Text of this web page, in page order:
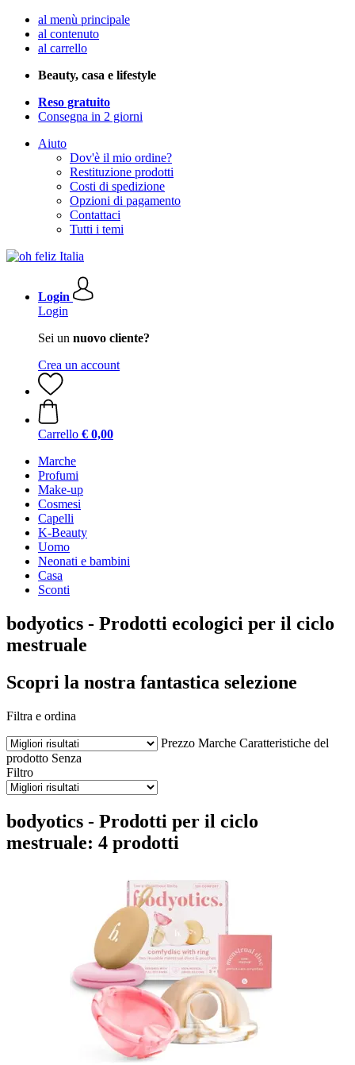
al menù principale
al contenuto
al carrello
Beauty, casa e lifestyle
Reso gratuito
Consegna in 2 giorni
Aiuto
Dov'è il mio ordine?
Restituzione prodotti
Costi di spedizione
Opzioni di pagamento
Contattaci
Tutti i temi
Login
Login
Sei un nuovo cliente?
Crea un account
Carrello € 0,00
Marche
Profumi
Make-up
Cosmesi
Capelli
K-Beauty
Uomo
Neonati e bambini
Casa
Sconti
bodyotics - Prodotti ecologici per il ciclo
mestruale
Scopri la nostra fantastica selezione
Filtra e ordina
Prezzo Marche Caratteristiche del
prodotto Senza
Filtro
bodyotics - Prodotti per il ciclo
mestruale: 4 prodotti